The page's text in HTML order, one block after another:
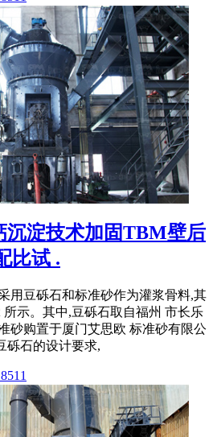
沉淀技术加固TBM壁后
比试 .
用豆砾石和标准砂作为灌浆骨料,其
所示。其中,豆砾石取自福州 市长乐
砂购置于厦门艾思欧 标准砂有限公
砾石的设计要求,